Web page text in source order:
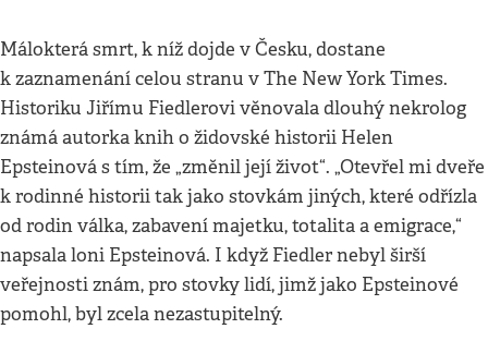
Málokterá smrt, k níž dojde v Česku, dostane
k zaznamenání celou stranu v The New York Times.
Historiku Jiřímu Fiedlerovi věnovala dlouhý nekrolog
známá autorka knih o židovské historii Helen
Epsteinová s tím, že „změnil její život“. „Otevřel mi dveře
k rodinné historii tak jako stovkám jiných, které odřízla
od rodin válka, zabavení majetku, totalita a emigrace,“
napsala loni Epsteinová. I když Fiedler nebyl širší
veřejnosti znám, pro stovky lidí, jimž jako Epsteinové
pomohl, byl zcela nezastupitelný.